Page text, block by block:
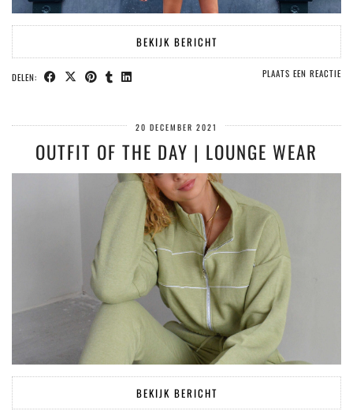
BEKIJK BERICHT
DELEN: PLAATS EEN REACTIE
20 DECEMBER 2021
OUTFIT OF THE DAY | LOUNGE WEAR
BEKIJK BERICHT